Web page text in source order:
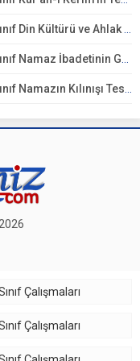
Kültürü ve Ahlak Bilgisi 2. Ünite: Namaz İbadeti Çalışmaları
Namaz İbadetinin Getirdiği Faydalar Testi
Namazın Kılınışı Testi – Online Çöz
Çalışmaları
Çalışmaları